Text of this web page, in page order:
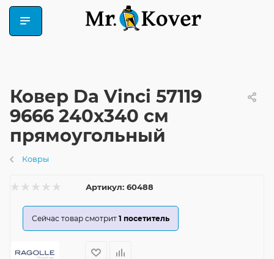
Ковер Da Vinci 57119
9666 240x340 см
прямоугольный
Ковры
Артикул: 60488
Сейчас товар смотрит 1 посетитель